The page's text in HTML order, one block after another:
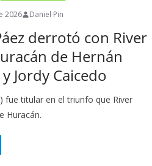
2026 Daniel Pin
derrotó con River
de Hernán
Jordy Caicedo
fue titular en el triunfo que River
Huracán.